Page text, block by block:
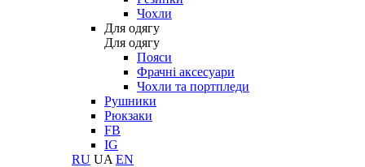
Чохли
Для одягу
Для одягу
Пояси
Фрачні аксесуари
Чохли та портпледи
Рушники
Рюкзаки
FB
IG
RU UA EN